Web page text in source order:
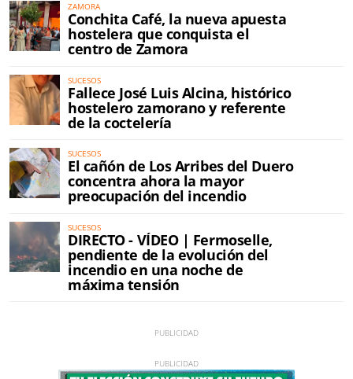
ZAMORA
Conchita Café, la nueva apuesta
hostelera que conquista el
centro de Zamora
SUCESOS
Fallece José Luis Alcina, histórico
hostelero zamorano y referente
de la coctelería
SUCESOS
El cañón de Los Arribes del Duero
concentra ahora la mayor
preocupación del incendio
SUCESOS
DIRECTO - VÍDEO | Fermoselle,
pendiente de la evolución del
incendio en una noche de
máxima tensión